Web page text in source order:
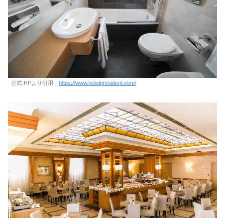
公式 HPより引用： https://www.hotelpresident.com/